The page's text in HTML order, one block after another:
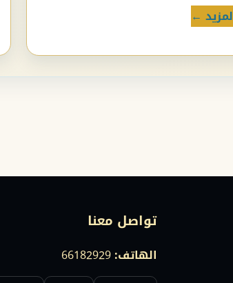
←
تواصل معنا
الهاتف:66182929